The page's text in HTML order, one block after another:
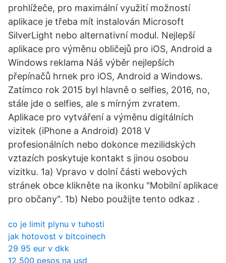
prohlížeče, pro maximální využití možností
aplikace je třeba mít instalován Microsoft
SilverLight nebo alternativní modul. Nejlepší
aplikace pro výměnu obličejů pro iOS, Android a
Windows reklama Náš výběr nejlepších
přepínačů hrnek pro iOS, Android a Windows.
Zatímco rok 2015 byl hlavně o selfies, 2016, no,
stále jde o selfies, ale s mírným zvratem.
Aplikace pro vytváření a výměnu digitálních
vizitek (iPhone a Android) 2018 V
profesionálních nebo dokonce mezilidských
vztazích poskytuje kontakt s jinou osobou
vizitku. 1a) Vpravo v dolní části webových
stránek obce klikněte na ikonku "Mobilní aplikace
pro občany". 1b) Nebo použijte tento odkaz .
co je limit plynu v tuhosti
jak hotovost v bitcoinech
29 95 eur v dkk
12 500 pesos na usd